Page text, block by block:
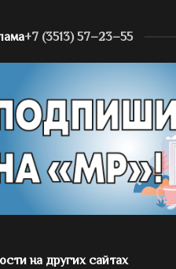
+7 (3513) 57–23–55
на других сайтах